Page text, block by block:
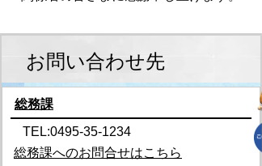
お問い合わせ先
総務課
TEL:0495-35-1234
総務課へのお問合せはこちら